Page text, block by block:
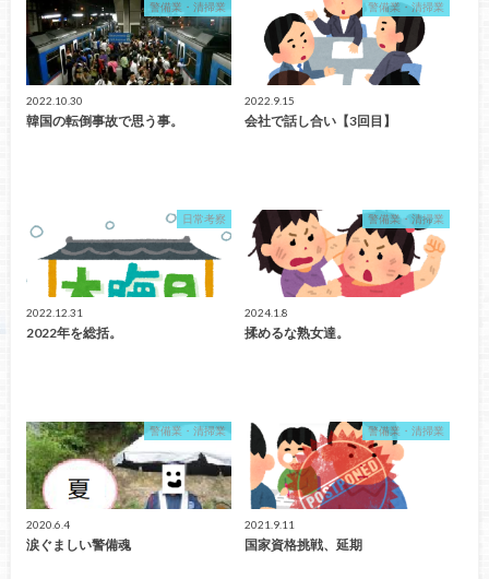
警備業・清掃業
2022.10.30
韓国の転倒事故で思う事。
警備業・清掃業
2022.9.15
会社で話し合い【3回目】
日常考察
2022.12.31
2022年を総括。
警備業・清掃業
2024.1.8
揉めるな熟女達。
警備業・清掃業
2020.6.4
涙ぐましい警備魂
警備業・清掃業
2021.9.11
国家資格挑戦、延期